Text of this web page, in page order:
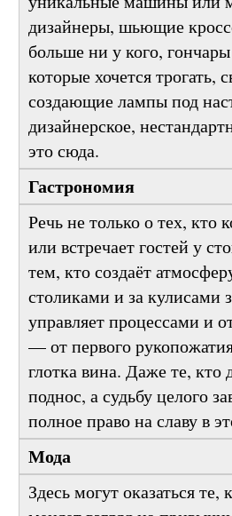
штук, парень, который
уникальные машины или
дизайнеры, шьющие
больше ни у кого,
которые хочется трогать,
создающие лампы под
дизайнерское,
это сюда.
Гастрономия
Речь не только о тех, кто
или встречает гостей у
тем, кто создаёт
столиками и за кулисами
управляет процессами и
— от первого
глотка вина. Даже те, кто
поднос, а судьбу целого
полное право на славу в
Мода